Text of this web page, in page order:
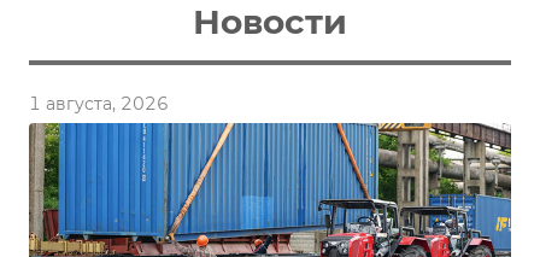
Новости
1 августа, 2026